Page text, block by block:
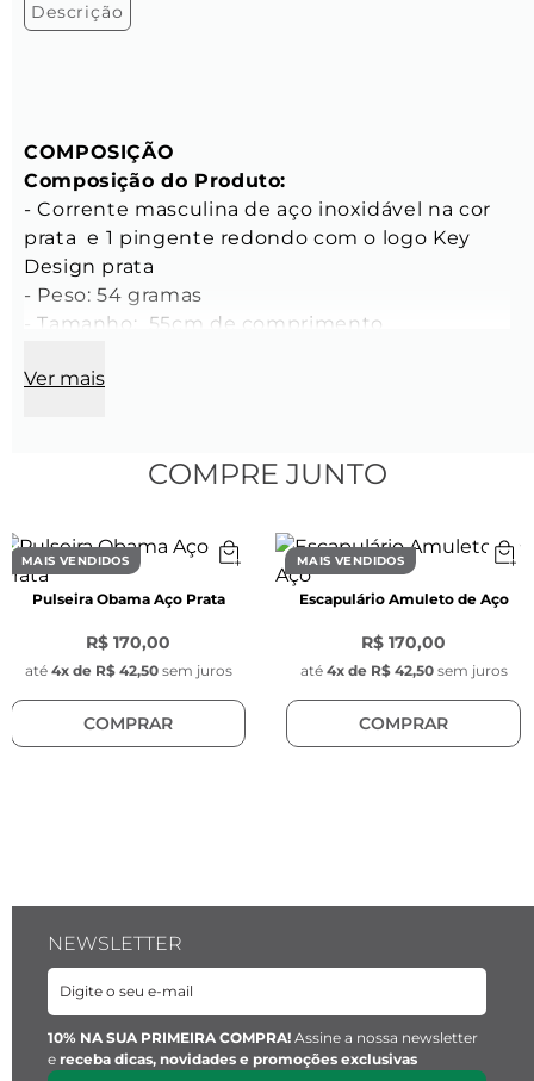
Descrição
COMPOSIÇÃO
Composição do Produto:
- Corrente masculina de aço inoxidável na cor
prata  e 1 pingente redondo com o logo Key
Design prata
- Peso: 54 gramas
- Tamanho:  55cm de comprimento
partir do ombro (*de acordo com largura do
CARACTERÍSTICAS
- Largura do elo: 8mm
- Espessura do elo: 2mm
- Cor: Prata
- Material: Aço inoxidável
- Modelo da corrente: Tijolinho elo oval
retangular
- Fecho de aço inoxidável em formato de
número dois de pressão
- Cor: Prata
- Material: Aço inoxidável
- Posição do pingente: Fixo, (no fecho)
Ver mais
COMPRE JUNTO
MAIS VENDIDOS
Pulseira Obama Aço Prata
R$ 170,00
até 4x de R$ 42,50 sem juros
COMPRAR
MAIS VENDIDOS
Escapulário Amuleto de Aço
R$ 170,00
até 4x de R$ 42,50 sem juros
COMPRAR
NEWSLETTER
10% NA SUA PRIMEIRA COMPRA! Assine a nossa newsletter
e receba dicas, novidades e promoções exclusivas